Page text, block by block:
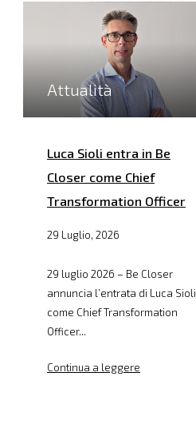
filiale
Attualità
Luca Sioli entra in Be
Closer come Chief
Transformation Officer
29 Luglio, 2026
29 luglio 2026 – Be Closer
annuncia l’entrata di Luca Sioli
come Chief Transformation
Officer...
Continua a leggere